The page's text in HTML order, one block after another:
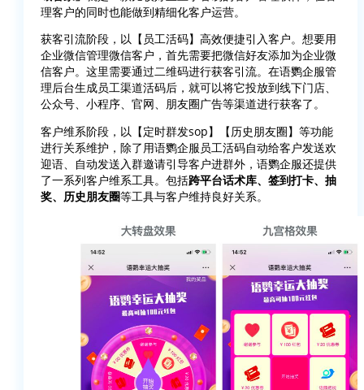
理客户的同时也能做到精细化客户运营。
获客引流阶段，以【员工活码】高效便捷引入客户。想要用
企业微信管理微信客户，首先需要把微信好友添加为企业微
信客户。这里需要通过二维码进行获客引流。在语鹦企服管
理后台生成员工渠道活码后，就可以将它投放到线下门店、
公众号、小程序、官网、朋友圈广告等渠道进行获客了。
客户维系阶段，以【定时群发sop】【历史朋友圈】等功能
进行关系维护，除了用语鹦企服员工活码自动给客户发送欢
迎语、自动发送入群邀请引导客户进群外，语鹦企服还提供
了一系列客户维系工具。包括跨平台话术库、签到打卡、抽
奖、历史朋友圈等工具与客户维持良好关系。